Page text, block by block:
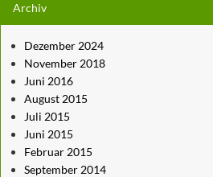
Archiv
Dezember 2024
November 2018
Juni 2016
August 2015
Juli 2015
Juni 2015
Februar 2015
September 2014